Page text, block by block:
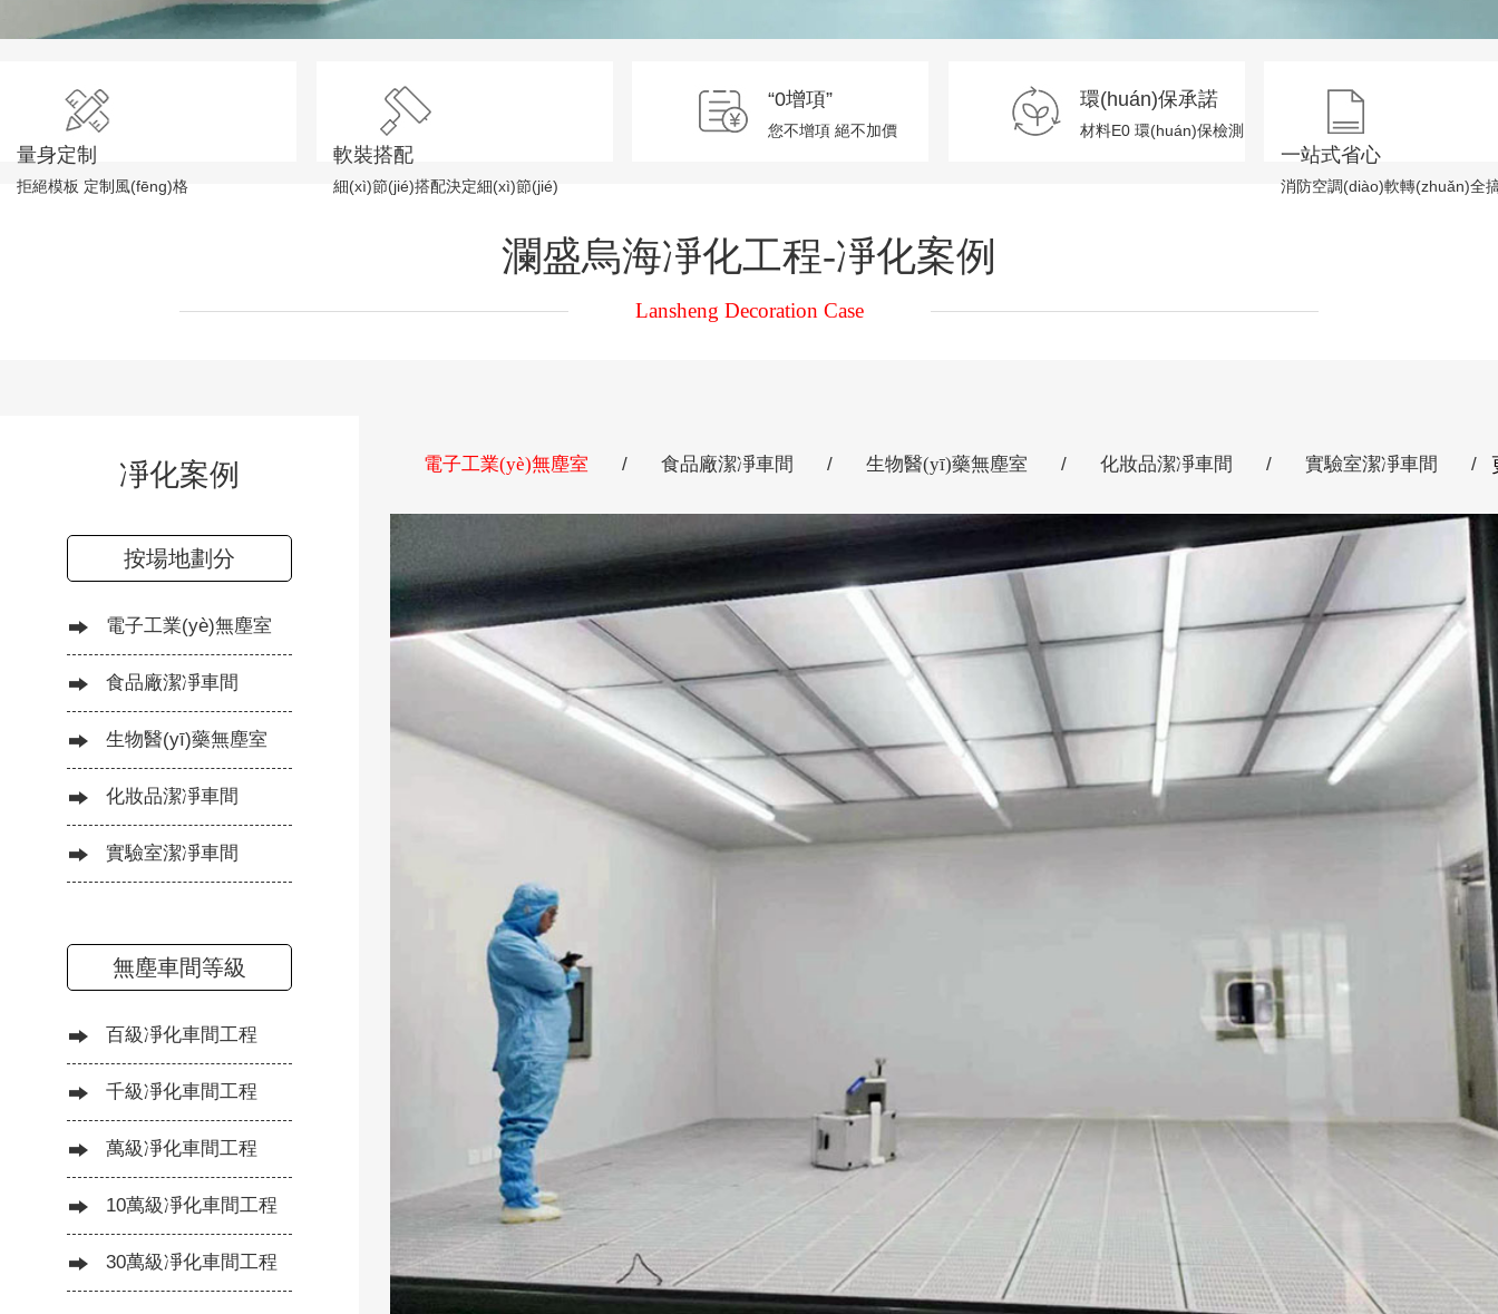
量身定制
拒絕模板 定制風(fēng)格
軟裝搭配
細(xì)節(jié)搭配決定細(xì)節(jié)
“0增項”
您不增項 絕不加價
環(huán)保承諾
材料E0 環(huán)保檢測
一站式省心
消防空調(diào)軟轉(zhuǎn)全
瀾盛烏海凈化工程-凈化案例
Lansheng Decoration Case
凈化案例
按場地劃分
電子工業(yè)無塵室
食品廠潔凈車間
生物醫(yī)藥無塵室
化妝品潔凈車間
實驗室潔凈車間
無塵車間等級
百級凈化車間工程
千級凈化車間工程
萬級凈化車間工程
10萬級凈化車間工程
30萬級凈化車間工程
電子工業(yè)無塵室 / 食品廠潔凈車間 / 生物醫(yī)藥無塵室 / 化妝品潔凈車間 / 實驗室潔凈車間 /